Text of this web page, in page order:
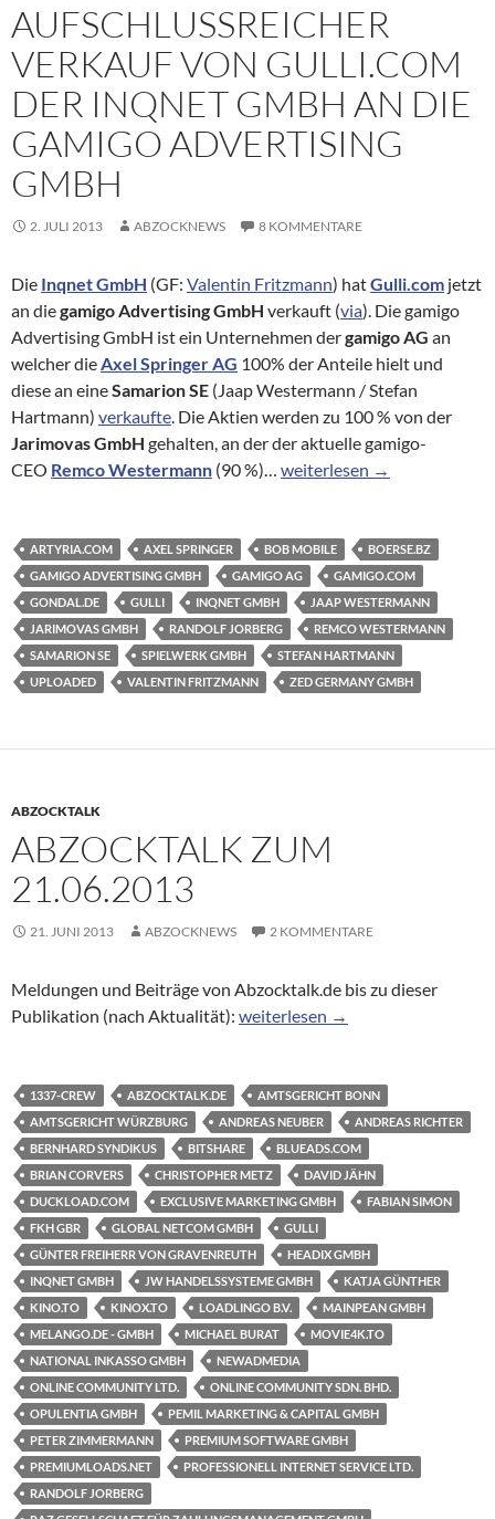
AUFSCHLUSSREICHER
VERKAUF VON GULLI.COM
DER INQNET GMBH AN DIE
GAMIGO ADVERTISING
GMBH
2. JULI 2013 ABZOCKNEWS 8 KOMMENTARE
Die Inqnet GmbH (GF: Valentin Fritzmann) hatGulli.com jetzt
an diegamigo Advertising GmbH verkauft (via). Die gamigo
Advertising GmbH ist ein Unternehmen dergamigo AG an
welcher dieAxel Springer AG 100% der Anteile hielt und
diese an eineSamarion SE (Jaap Westermann / Stefan
Hartmann) verkaufte. Die Aktien werden zu 100 % von der
Jarimovas GmbH gehalten, an der der aktuelle gamigo-
CEO Remco Westermann (90 %)… Aufschlussreicher Verkauf
weiterlesen →
ARTYRIA.COM AXEL SPRINGER BOB MOBILE
BOERSE.BZ
GAMIGO ADVERTISING GMBH
GAMIGO AG
GAMIGO.COM
GONDAL.DE
GULLI INQNET GMBH
JAAP WESTERMANN
JARIMOVAS GMBH
RANDOLF JORBERG
REMCO WESTERMANN
SAMARION SE
SPIELWERK GMBH
STEFAN HARTMANN
UPLOADED
VALENTIN FRITZMANN ZED GERMANY GMBH
ABZOCKTALK
ABZOCKTALK ZUM
21.06.2013
21. JUNI 2013 ABZOCKNEWS 2 KOMMENTARE
Meldungen und Beiträge von Abzocktalk.de bis zu dieser
Publikation (nach Aktualität): Abzocktalk zum 21.06.2013
weiterlesen →
1337-CREW ABZOCKTALK.DE
AMTSGERICHT BONN
AMTSGERICHT WÜRZBURG
ANDREAS NEUBER
ANDREAS RICHTER
BERNHARD SYNDIKUS
BITSHARE
BLUEADS.COM
BRIAN CORVERS
CHRISTOPHER METZ
DAVID JÄHN
DUCKLOAD.COM
EXCLUSIVE MARKETING GMBH
FABIAN SIMON
FKH GBR
GLOBAL NETCOM GMBH
GULLI
GÜNTER FREIHERR VON GRAVENREUTH
HEADIX GMBH
INQNET GMBH
JW HANDELSSYSTEME GMBH
KATJA GÜNTHER
KINO.TO
KINOX.TO LOADLINGO B.V.
MAINPEAN GMBH
MELANGO.DE - GMBH
MICHAEL BURAT
MOVIE4K.TO
NATIONAL INKASSO GMBH
NEWADMEDIA
ONLINE COMMUNITY LTD.
ONLINE COMMUNITY SDN. BHD.
OPULENTIA GMBH
PEMIL MARKETING & CAPITAL GMBH
PETER ZIMMERMANN
PREMIUM SOFTWARE GMBH
PREMIUMLOADS.NET
PROFESSIONELL INTERNET SERVICE LTD.
RANDOLF JORBERG